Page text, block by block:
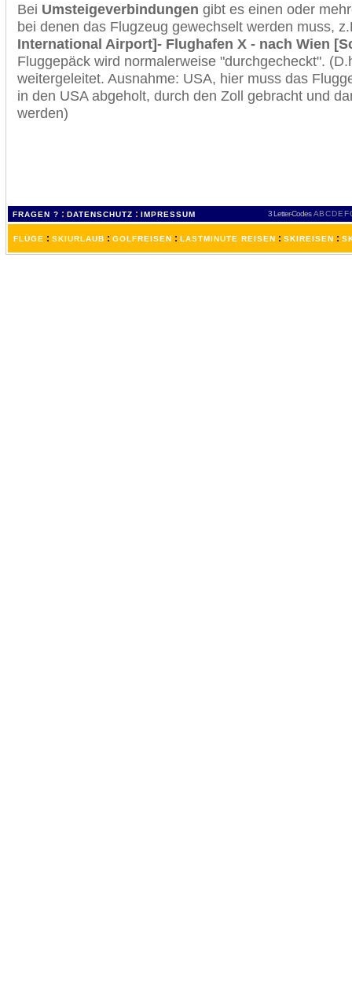
Bei Umsteigeverbindungen gibt es einen oder
bei denen das Flugzeug gewechselt werden muss,
International Airport]- Flughafen X - nach Wien
Fluggepäck wird normalerweise "durchgecheckt".
weitergeleitet. Ausnahme: USA, hier muss das
in den USA abgeholt, durch den Zoll gebracht und
werden)
FRAGEN ? : DATENSCHUTZ : IMPRESSUM 3 Letter-Codes ABCDEF
FLÜGE : SKIURLAUB : GOLFREISEN : LASTMINUTE REISEN : SKIREISEN :